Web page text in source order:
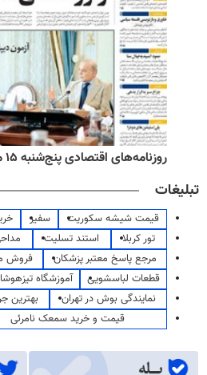
روزنامه‌های اقتصادی پنج‌شنبه ۱۵ مرداد ۱۴۰۵
تبلیغات
قیمت شیشه سکوریت سفیر
تور کربلا
استند تسلیت
مرجع پاسخ معتبر پزشکان
فروش
قطعات لباسشویی
آموزشگاه
نمایندگی بوش در تهران
بهترین
قیمت و خرید سمعک نامرئی